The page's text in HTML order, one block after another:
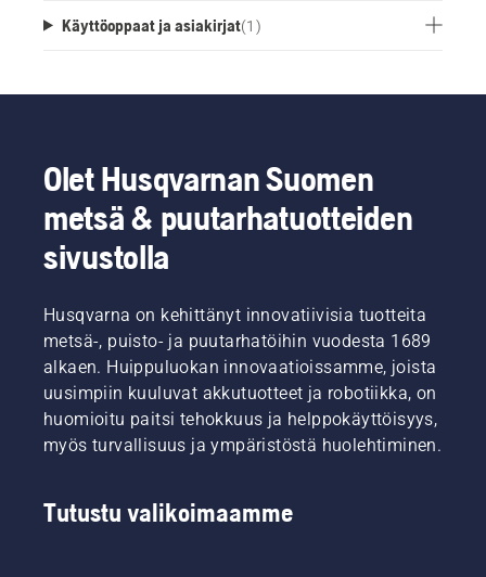
Käyttöoppaat ja asiakirjat(1 )
Olet Husqvarnan Suomen
metsä & puutarhatuotteiden
sivustolla
Husqvarna on kehittänyt innovatiivisia tuotteita
metsä-, puisto- ja puutarhatöihin vuodesta 1689
alkaen. Huippuluokan innovaatioissamme, joista
uusimpiin kuuluvat akkutuotteet ja robotiikka, on
huomioitu paitsi tehokkuus ja helppokäyttöisyys,
myös turvallisuus ja ympäristöstä huolehtiminen.
Tutustu valikoimaamme